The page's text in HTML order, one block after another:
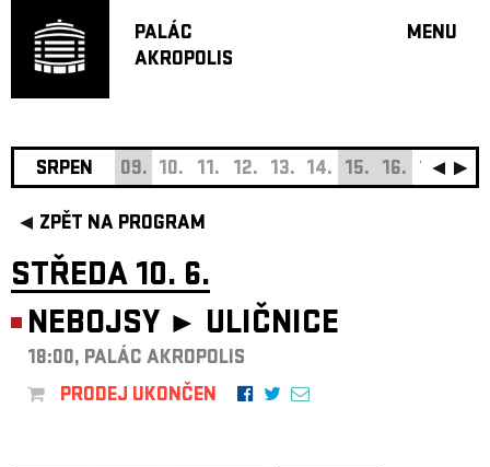
PALÁC
AKROPOLIS
MENU
JAZZ
SRPEN 09. 10. 11. 12. 13. 14. 15. 16. 17. 18.
ZPĚT NA PROGRAM
STŘEDA 10. 6.
NEBOJSY ► ULIČNICE
18:00, PALÁC AKROPOLIS
PRODEJ UKONČEN